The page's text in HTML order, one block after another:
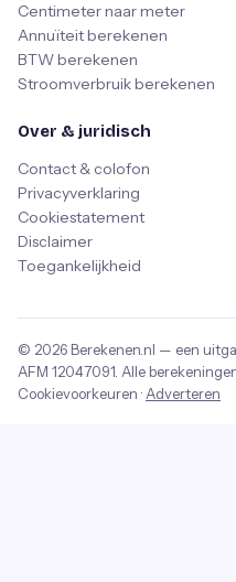
Centimeter naar meter
Annuïteit berekenen
BTW berekenen
Stroomverbruik berekenen
Over & juridisch
Contact & colofon
Privacyverklaring
Cookiestatement
Disclaimer
Toegankelijkheid
© 2026 Berekenen.nl — een
AFM 12047091. Alle
Cookievoorkeuren ·Adverteren